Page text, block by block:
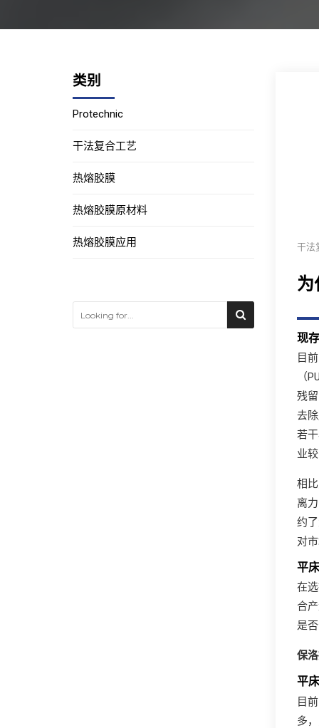
干法
现
目
（
残
去
若
业
相
离
约
对
平
在
合
是
保
平
目
多
类别
Protechnic
干法复合工艺
热熔胶膜
热熔胶膜原材料
热熔胶膜应用